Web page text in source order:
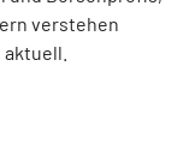
verstehen